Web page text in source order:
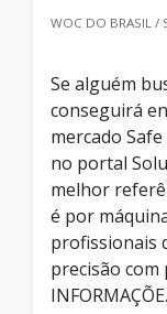
WOC DO BRASIL /
Se alguém
conseguirá
mercado
no portal
melhor
é por
profissionais
precisão com